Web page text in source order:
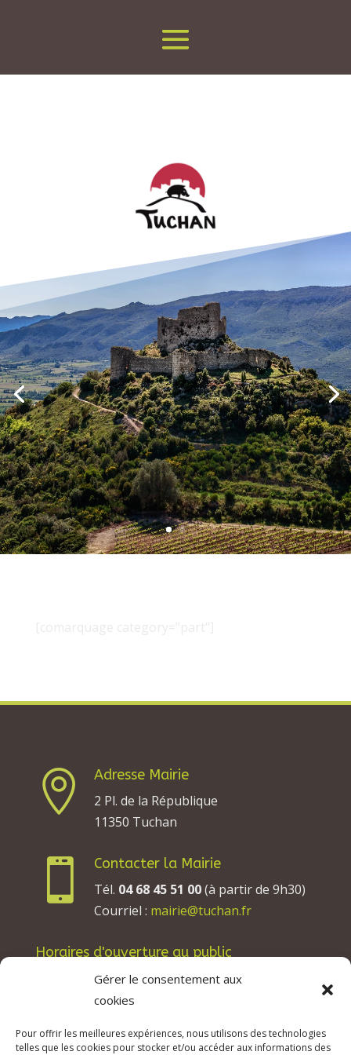
Gérer le consentement aux
cookies
Pour offrir les meilleures expériences, nous utilisons des technologies
telles que les cookies pour stocker et/ou accéder aux informations des

Adresse Mairie
2 Pl. de la République
11350 Tuchan

Contacter la Mairie
Tél. 04 68 45 51 00(à partir de 9h30)
Courriel : mairie@tuchan.fr
Horaires d'ouverture au public
Les lundis, mardis et jeudis : de 8h à 12h et de
13h30 à 17h30.
Les vendredis : de 8h à 12h.